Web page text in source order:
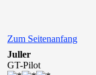
Zum Seitenanfang
Juller
GT-Pilot